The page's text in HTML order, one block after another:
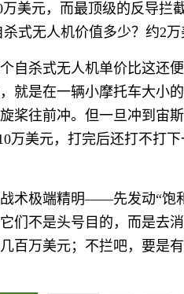
万美元，而最顶级的反导拦
式无人机价值多少？约2万
自杀式无人机单价比这
就是在一辆小摩托车大小
桨往前冲。但一旦冲到宙
万美元，打完后还打不打
术极端精明——先发动“饱
们不是头号目的，而是去
百万美元；不拦吧，要是